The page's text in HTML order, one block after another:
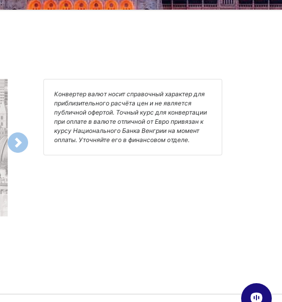
Next
Конвертер валют носит справочный характер для
приблизительного расчёта цен и не является
публичной офертой. Точный курс для конвертации
при оплате в валюте отличной от Евро привязан к
курсу Национального Банка Венгрии на момент
оплаты. Уточняйте его в финансовом отделе.